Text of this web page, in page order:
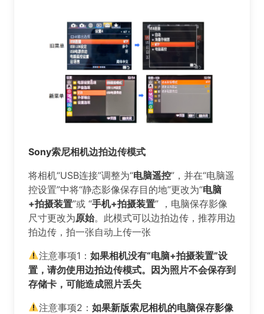
Sony索尼相机边拍边传模式
将相机“USB连接”调整为“电脑遥控”，并在“电脑遥
控设置”中将“静态影像保存目的地”更改为“电脑
+拍摄装置”或 “手机+拍摄装置” ，电脑保存影像
尺寸更改为原始。此模式可以边拍边传，推荐用边
拍边传，拍一张自动上传一张
注意事项1：如果相机没有“电脑+拍摄装置”设
置，请勿使用边拍边传模式。因为照片不会保存到
存储卡，可能造成照片丢失
注意事项2：如果新版索尼相机的电脑保存影像